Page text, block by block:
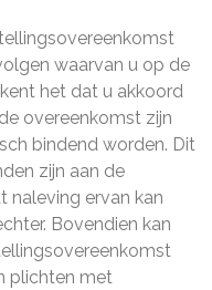
waarvan u op de
het dat u akkoord
overeenkomst zijn
bindend worden. Dit
zijn aan de
naleving ervan kan
Bovendien kan
plichten met